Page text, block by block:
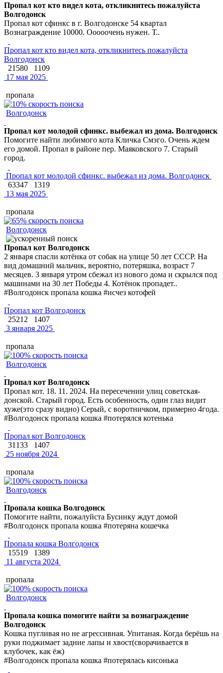
Пропал кот кто видел кота, откликнитесь пожалуйста
Волгодонск
Пропал кот сфинкс в г. Волгодонске 54 квартал
Вознаграждение 10000. Ооооочень нужен. Т..
Пропал кот кто видел кота, откликнитесь пожалуйста
Волгодонск
21580
1109
17 мая 2025
пропала
Волгодонск
Пропал кот молодой сфинкс. выбежал из дома. Волгодонск
Помогите найти любимого кота Кличка Смэго. Очень ждем
его домой. Пропал в районе пер. Маяковского 7. Старый
город.
Пропал кот молодой сфинкс. выбежал из дома. Волгодонск
63347
1319
13 мая 2025
пропала
Волгодонск
Пропал кот Волгодонск
2 января спасли котёнка от собак на улице 50 лет СССР. На
вид домашний мальчик, вероятно, потеряшка, возраст 7
месяцев. 3 января утром сбежал из нового дома и скрылся под
машинами на 30 лет Победы 4. Котёнок пропадет..
#Волгодонск пропала кошка #исчез котофей
Пропал кот Волгодонск
25212
1407
3 января 2025
пропала
Волгодонск
Пропал кот Волгодонск
Пропал кот. 18. 11. 2024. На пересечении улиц советская-
донской. Старый город. Есть особенность, один глаз видит
хуже(это сразу видно) Серый, с воротничком, примерно 4года.
#Волгодонск пропала кошка #потерялся котенька
Пропал кот Волгодонск
31133
1407
25 ноября 2024
пропала
Волгодонск
Пропала кошка Волгодонск
Помогите найти, пожалуйста Бусинку ждут домой
#Волгодонск пропала кошка #потеряна кошечка
Пропала кошка Волгодонск
15519
1389
11 августа 2024
пропала
Волгодонск
Пропала кошка помогите найти за вознаграждение
Волгодонск
Кошка пугливая но не агрессивная. Упитаная. Когда берёшь на
руки поджимает задние лапы и хвост(сворачивается в
клубочек, как ёж)
#Волгодонск пропала кошка #потерялась кисонька